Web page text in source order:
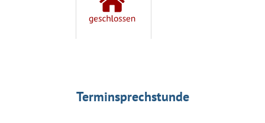
Terminsprechstunde